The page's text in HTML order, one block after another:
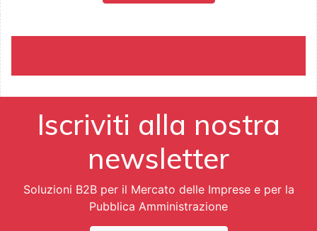
Iscriviti alla nostra
newsletter
Soluzioni B2B per il Mercato delle Imprese e per la
Pubblica Amministrazione